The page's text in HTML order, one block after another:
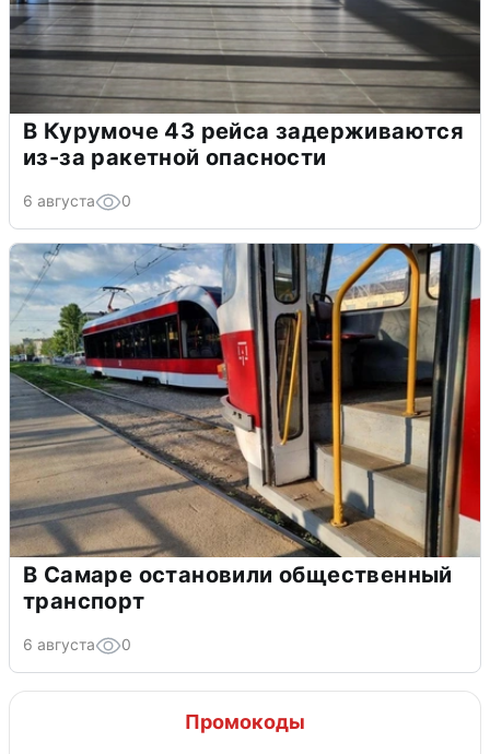
В Курумоче 43 рейса задерживаются
из-за ракетной опасности
6 августа 0
В Самаре остановили общественный
транспорт
6 августа 0
Промокоды